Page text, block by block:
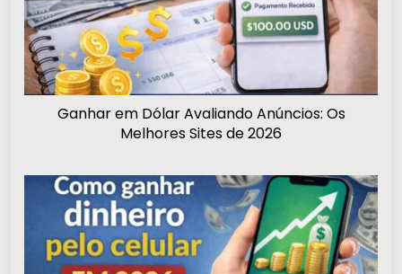
Ganhar em Dólar Avaliando Anúncios: Os
Melhores Sites de 2026